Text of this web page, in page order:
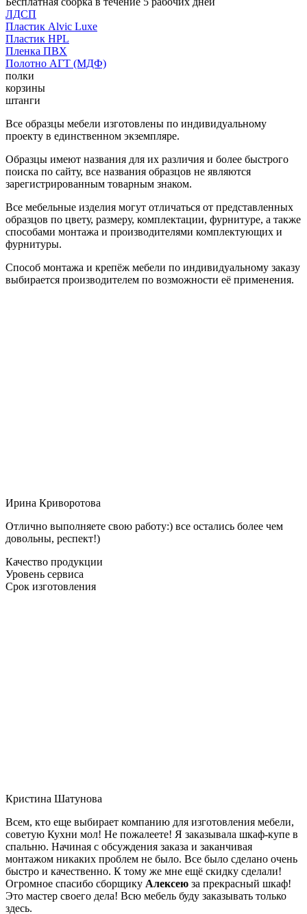
ЛДСП
Пластик Alvic Luxe
Пластик HPL
Пленка ПВХ
Полотно АГТ (МДФ)
полки
корзины
штанги
Все образцы мебели изготовлены по индивидуальному
проекту в единственном экземпляре.
Образцы имеют названия для их различия и более быстрого
поиска по сайту, все названия образцов не являются
зарегистрированным товарным знаком.
Все мебельные изделия могут отличаться от представленных
образцов по цвету, размеру, комплектации, фурнитуре, а также
способами монтажа и производителями комплектующих и
фурнитуры.
Способ монтажа и крепёж мебели по индивидуальному заказу
выбирается производителем по возможности её применения.
Ирина Криворотова
Отлично выполняете свою работу:) все остались более чем
довольны, респект!)
Качество продукции
Уровень сервиса
Срок изготовления
Кристина Шатунова
Всем, кто еще выбирает компанию для изготовления мебели,
советую Кухни мол! Не пожалеете! Я заказывала шкаф-купе в
спальню. Начиная с обсуждения заказа и заканчивая
монтажом никаких проблем не было. Все было сделано очень
быстро и качественно. К тому же мне ещё скидку сделали!
Огромное спасибо сборщику Алексею за прекрасный шкаф!
Это мастер своего дела! Всю мебель буду заказывать только
здесь.